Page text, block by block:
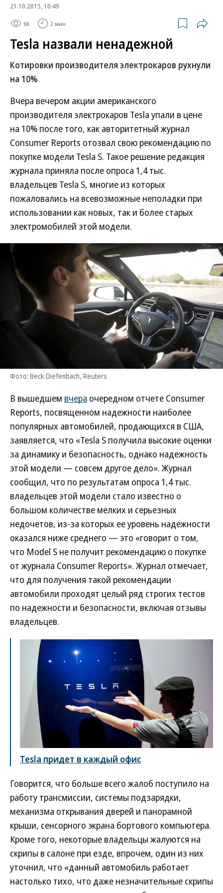
21.10.2015, 10:49
6K 2 мин.
Tesla назвали ненадежной
Котировки производителя электрокаров рухнули
на 10%
Вчера вечером акции американского
производителя электрокаров Tesla упали в цене
на 10% после того, как авторитетный журнал
Consumer Reports отозвал свою рекомендацию по
покупке модели Tesla S. Такое решение редакция
журнала приняла после опроса 1,4 тыс.
владельцев Tesla S, многие из которых
пожаловались на всевозможные неполадки при
использовании как новых, так и более старых
электромобилей этой модели.
Фото: Beck Diefenbach, Reuters
В вышедшем вчера очередном отчете Consumer
Reports, посвященном надежности наиболее
популярных автомобилей, продающихся в США,
заявляется, что «Tesla S получила высокие оценки
за динамику и безопасность, однако надежность
этой модели — совсем другое дело». Журнал
сообщил, что по результатам опроса 1,4 тыс.
владельцев этой модели стало известно о
большом количестве мелких и серьезных
недочетов, из-за которых ее уровень надежности
оказался ниже среднего — это «говорит о том,
что Model S не получит рекомендацию о покупке
от журнала Consumer Reports». Журнал отмечает,
что для получения такой рекомендации
автомобили проходят целый ряд строгих тестов
по надежности и безопасности, включая отзывы
владельцев.
Tesla придет в каждый офис
Говорится, что больше всего жалоб поступило на
работу трансмиссии, системы подзарядки,
механизма открывания дверей и панорамной
крыши, сенсорного экрана бортового компьютера.
Кроме того, некоторые владельцы жалуются на
скрипы в салоне при езде, впрочем, один из них
уточнил, что «данный автомобиль работает
настолько тихо, что даже незначительные скрипы